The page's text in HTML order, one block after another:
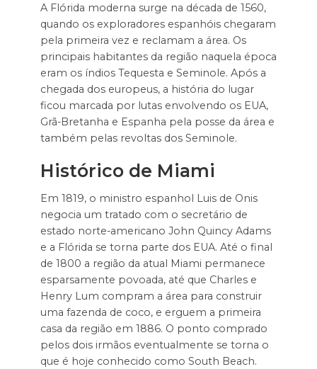
A Flórida moderna surge na década de 1560,
quando os exploradores espanhóis chegaram
pela primeira vez e reclamam a área. Os
principais habitantes da região naquela época
eram os índios Tequesta e Seminole. Após a
chegada dos europeus, a história do lugar
ficou marcada por lutas envolvendo os EUA,
Grã-Bretanha e Espanha pela posse da área e
também pelas revoltas dos Seminole.
Histórico de Miami
Em 1819, o ministro espanhol Luis de Onis
negocia um tratado com o secretário de
estado norte-americano John Quincy Adams
e a Flórida se torna parte dos EUA. Até o final
de 1800 a região da atual Miami permanece
esparsamente povoada, até que Charles e
Henry Lum compram a área para construir
uma fazenda de coco, e erguem a primeira
casa da região em 1886. O ponto comprado
pelos dois irmãos eventualmente se torna o
que é hoje conhecido como South Beach.